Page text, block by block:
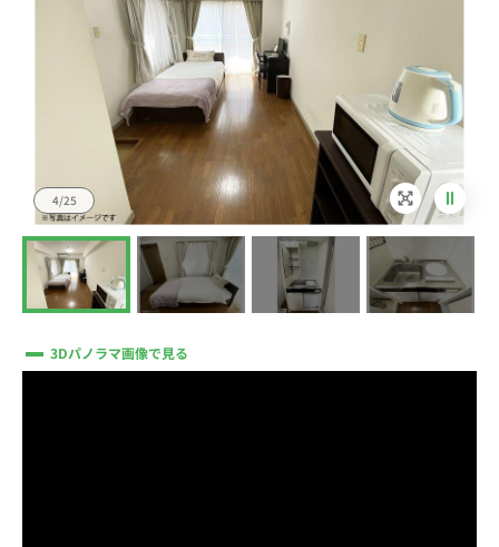
4/25
3Dパノラマ画像で見る